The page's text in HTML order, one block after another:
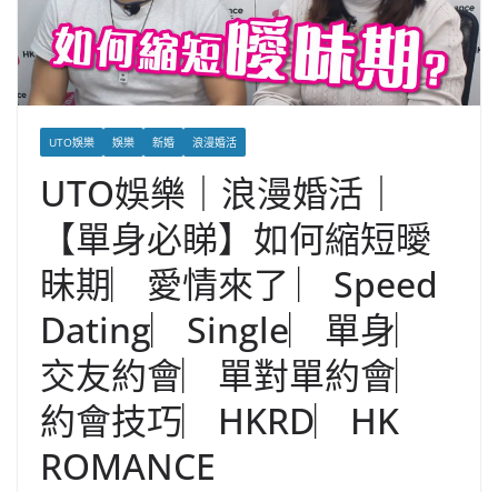
UTO娛樂 娛樂 新婚 浪漫婚活
UTO娛樂｜浪漫婚活｜
【單身必睇】如何縮短曖
昧期︳愛情來了 ︳Speed
Dating︳Single︳單身︳
交友約會︳單對單約會︳
約會技巧︳HKRD︳HK
ROMANCE